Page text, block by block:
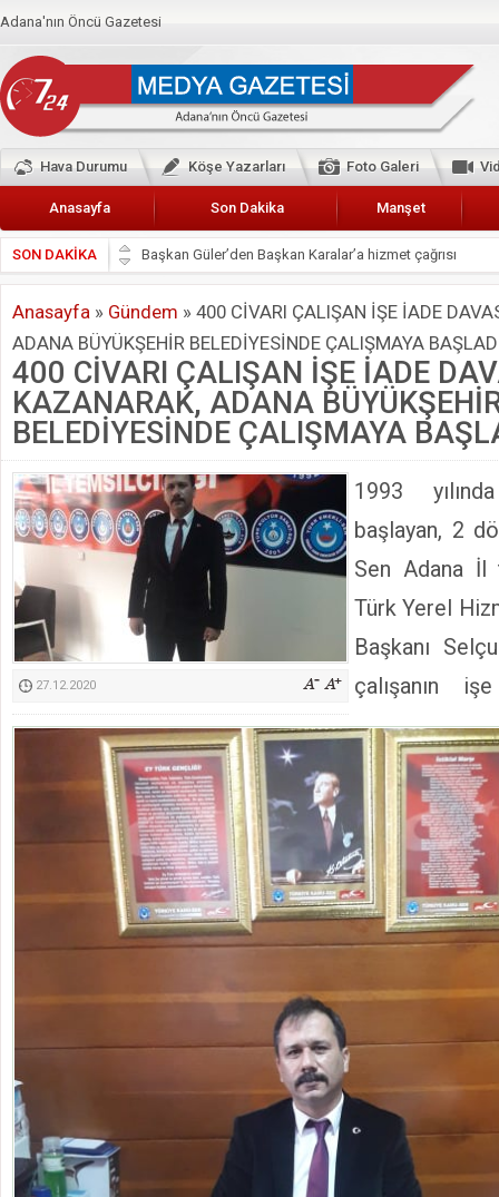
Adana'nın Öncü Gazetesi
Hava Durumu Köşe Yazarları Foto Galeri
Anasayfa Son Dakika Manşet
SON DAKİKA
Başkan Güler’den Başkan Karalar’a hizmet çağrısı
Lokantacılar ve Kebapçılar Esnaf Odası Başkanı Şefik
Hak-İş Abdurrahman Yücel
HDP İL BİNASININ ÖNÜNDE ANNELER TARİH
CEYHAN TİCARET ODASI
Hainler emellerine asla erişemeyecekler
BÖLGEMİZ ÇUKUROVA’DA 2019 YILI PAMUK
İyi Parti Yüreğir İlçe Başkanı Enis Akyürek
Kimyasallardan Koruma Derneği Başkanı Cennet Çelik
Anasayfa » Gündem » 400 CİVARI ÇALIŞAN İŞE İADE
ADANA BÜYÜKŞEHİR BELEDİYESİNDE ÇALIŞMAYA
400 CİVARI ÇALIŞAN İŞE İADE
KAZANARAK, ADANA
BELEDİYESİNDE ÇALIŞMAYA
27.12.2020
1993
başlayan, 2
Sen Adana İl
Türk Yerel
Başkanı
çalışanın